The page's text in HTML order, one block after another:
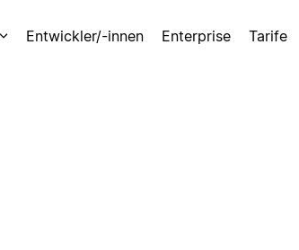
Entwickler/-innen Enterprise Tarife